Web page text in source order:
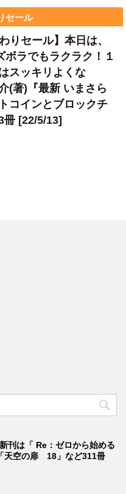
セール
りセール】本日は、
ボラでもラクラク！１
スッキリよくな
(著)『最新 いまさら
コインとブロックチ
冊 [22/5/13]
刊は「 Re：ゼロから始める
天空の扉 18」など311冊